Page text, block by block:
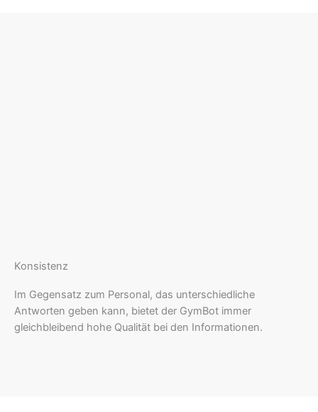
Konsistenz
Im Gegensatz zum Personal, das unterschiedliche
Antworten geben kann, bietet der GymBot immer
gleichbleibend hohe Qualität bei den Informationen.